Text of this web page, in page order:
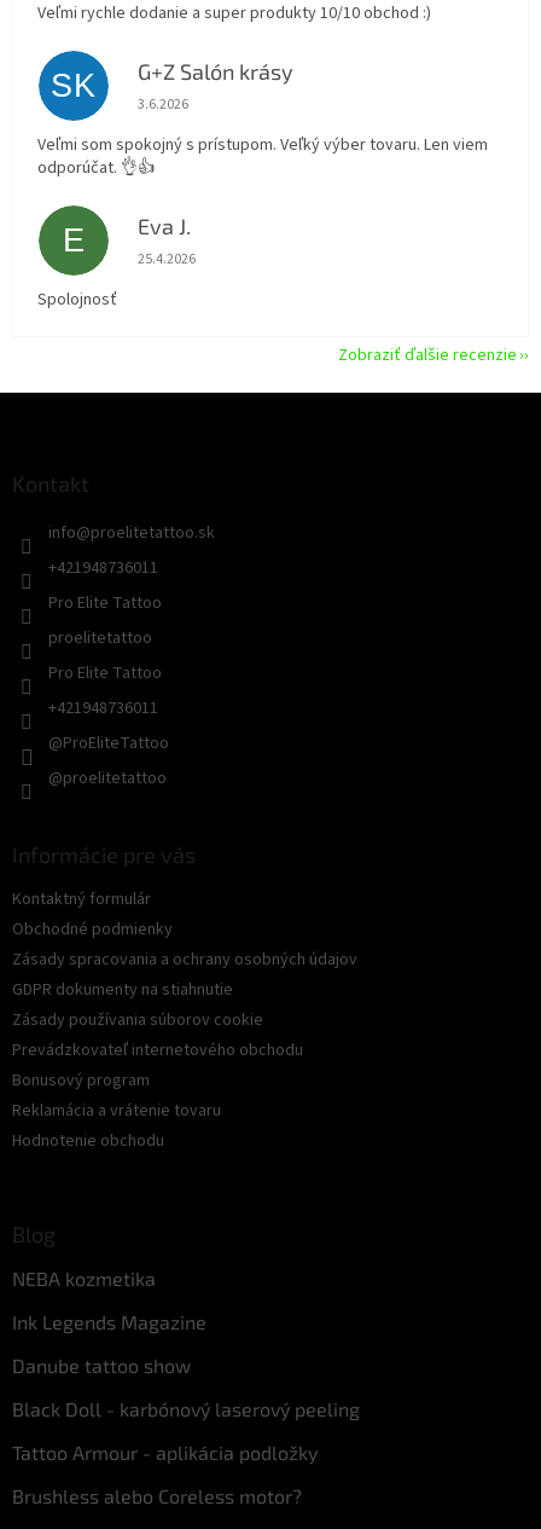
Veľmi rychle dodanie a super produkty 10/10 obchod :)
SK G+Z Salón krásy
Hodnotenie obchodu je 5 z 5 hviezdičiek.
3.6.2026
Veľmi som spokojný s prístupom. Veľký výber tovaru. Len viem
odporúčat. 👌👍
E Eva J.
Hodnotenie obchodu je 5 z 5 hviezdičiek.
25.4.2026
Spolojnosť
Zobraziť ďalšie recenzie
Kontakt
info@proelitetattoo.sk
+421948736011
Pro Elite Tattoo
proelitetattoo
Pro Elite Tattoo
+421948736011
@ProEliteTattoo
@proelitetattoo
Informácie pre vás
Kontaktný formulár
Obchodné podmienky
Zásady spracovania a ochrany osobných údajov
GDPR dokumenty na stiahnutie
Zásady používania súborov cookie
Prevádzkovateľ internetového obchodu
Bonusový program
Reklamácia a vrátenie tovaru
Hodnotenie obchodu
Blog
NEBA kozmetika
Ink Legends Magazine
Danube tattoo show
Black Doll - karbónový laserový peeling
Tattoo Armour - aplikácia podložky
Brushless alebo Coreless motor?